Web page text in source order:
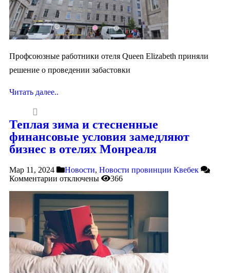
Профсоюзные работники отеля Queen Elizabeth приняли
решение о проведении забастовки
Читать далее..
Теплая зима и стесненные
финансовые условия замедляют
бизнес в отелях Монреаля
Мар 11, 2024 Новости, Новости провинции Квебек
Комментарии отключены 366